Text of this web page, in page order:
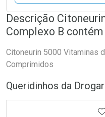
Descrição
Complexo B
Citoneurin 5000 Vitaminas
Comprimidos
Queridinhos da